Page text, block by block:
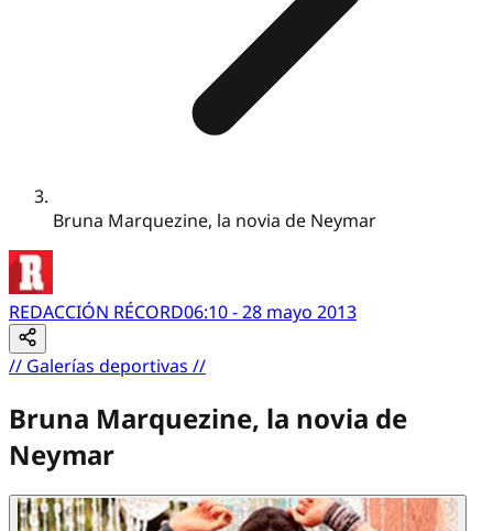
Bruna Marquezine, la novia de Neymar
REDACCIÓN RÉCORD06:10 - 28 mayo 2013
// Galerías deportivas //
Bruna Marquezine, la novia de
Neymar